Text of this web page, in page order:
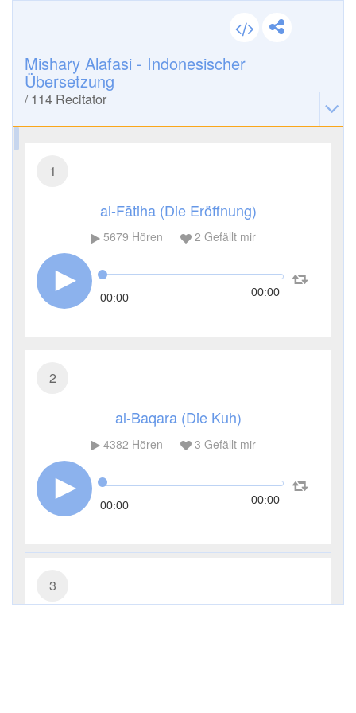
Mishary Alafasi - Indonesischer
Übersetzung
/114 Recitator
1
al-Fātiha (Die Eröffnung)
5679 Hören 2 Gefällt mir
00:00 00:00
2
al-Baqara (Die Kuh)
4382 Hören 3 Gefällt mir
00:00 00:00
3